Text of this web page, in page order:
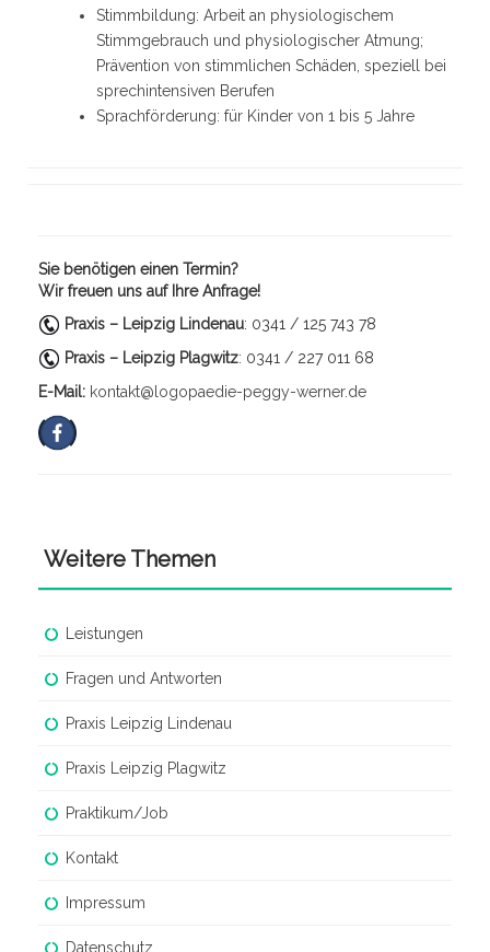
Stimmbildung: Arbeit an physiologischem
Stimmgebrauch und physiologischer Atmung;
Prävention von stimmlichen Schäden, speziell bei
sprechintensiven Berufen
Sprachförderung: für Kinder von 1 bis 5 Jahre
Sie benötigen einen Termin?
Wir freuen uns auf Ihre Anfrage!
Praxis – Leipzig Lindenau: 0341 / 125 743 78
Praxis – Leipzig Plagwitz: 0341 / 227 011 68
E-Mail: kontakt@logopaedie-peggy-werner.de
Weitere Themen
Leistungen
Fragen und Antworten
Praxis Leipzig Lindenau
Praxis Leipzig Plagwitz
Praktikum/Job
Kontakt
Impressum
Datenschutz